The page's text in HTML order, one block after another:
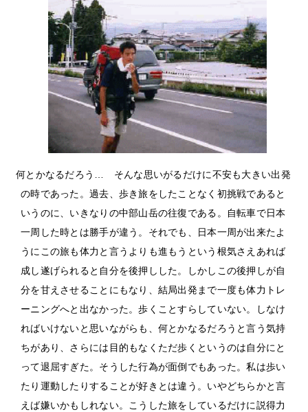
何とかなるだろう… そんな思いがるだけに不安も大きい出発
の時であった。過去、歩き旅をしたことなく初挑戦であると
いうのに、いきなりの中部山岳の往復である。自転車で日本
一周した時とは勝手が違う。それでも、日本一周が出来たよ
うにこの旅も体力と言うよりも進もうという根気さえあれば
成し遂げられると自分を後押しした。しかしこの後押しが自
分を甘えさせることにもなり、結局出発まで一度も体力トレ
ーニングへと出なかった。歩くことすらしていない。しなけ
ればいけないと思いながらも、何とかなるだろうと言う気持
ちがあり、さらには目的もなくただ歩くというのは自分にと
って退屈すぎた。そうした行為が面倒でもあった。私は歩い
たり運動したりすることが好きとは違う。いやどちらかと言
えば嫌いかもしれない。こうした旅をしているだけに説得力